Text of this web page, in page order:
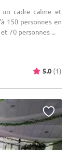
un cadre calme et
150 personnes en
70 personnes ...
5.0 (1)